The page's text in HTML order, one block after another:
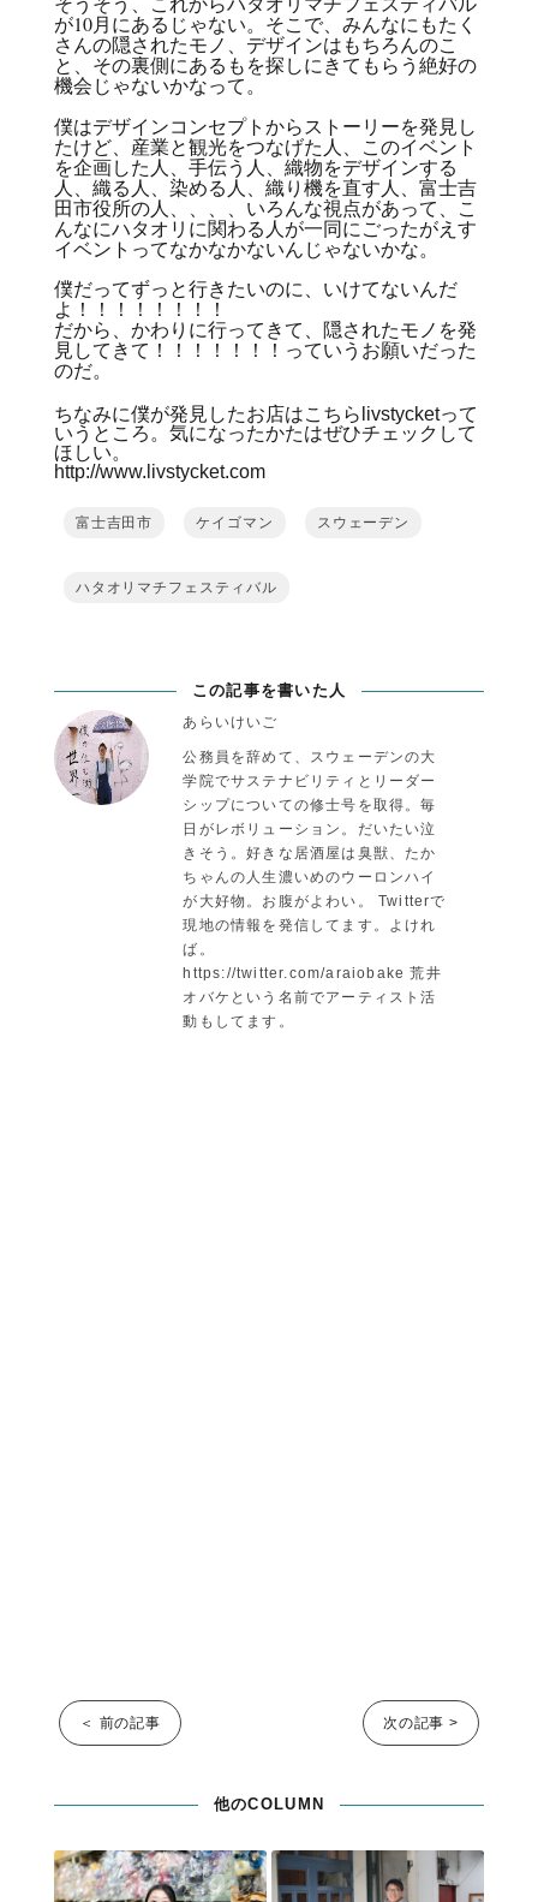
が10月にあるじゃない。そこで、みんなにもたく
さんの隠されたモノ、デザインはもちろんのこ
と、その裏側にあるもを探しにきてもらう絶好の
機会じゃないかなって。
僕はデザインコンセプトからストーリーを発見し
たけど、産業と観光をつなげた人、このイベント
を企画した人、手伝う人、織物をデザインする
人、織る人、染める人、織り機を直す人、富士吉
田市役所の人、、、、いろんな視点があって、こ
んなにハタオリに関わる人が一同にごったがえす
イベントってなかなかないんじゃないかな。
僕だってずっと行きたいのに、いけてないんだ
よ！！！！！！！！
だから、かわりに行ってきて、隠されたモノを発
見してきて！！！！！！！っていうお願いだった
のだ。
ちなみに僕が発見したお店はこちらlivstycketって
いうところ。気になったかたはぜひチェックして
ほしい。
http://www.livstycket.com
富士吉田市 ケイゴマン スウェーデン
ハタオリマチフェスティバル
この記事を書いた人
あらいけいご
公務員を辞めて、スウェーデンの大
学院でサステナビリティとリーダー
シップについての修士号を取得。毎
日がレボリューション。だいたい泣
きそう。好きな居酒屋は臭獣、たか
ちゃんの人生濃いめのウーロンハイ
が大好物。お腹がよわい。 Twitterで
現地の情報を発信してます。よけれ
ば。
https://twitter.com/araiobake 荒井
オバケという名前でアーティスト活
動もしてます。
＜ 前の記事 次の記事 >
他のCOLUMN